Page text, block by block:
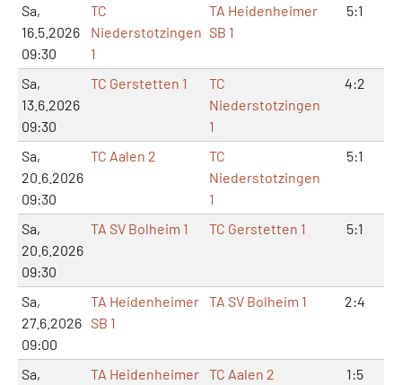
Sa,
16.5.2026
09:30
TC
Niederstotzingen
1
TA Heidenheimer
SB 1
5:1
Sa,
13.6.2026
09:30
TC Gerstetten 1
TC
Niederstotzingen
1
4:2
Sa,
20.6.2026
09:30
TC Aalen 2
TC
Niederstotzingen
1
5:1
Sa,
20.6.2026
09:30
TA SV Bolheim 1 TC Gerstetten 1 5:1
Sa,
27.6.2026
09:00
TA Heidenheimer
SB 1
TA SV Bolheim 1 2:4
Sa,
TA Heidenheimer TC Aalen 2 1:5